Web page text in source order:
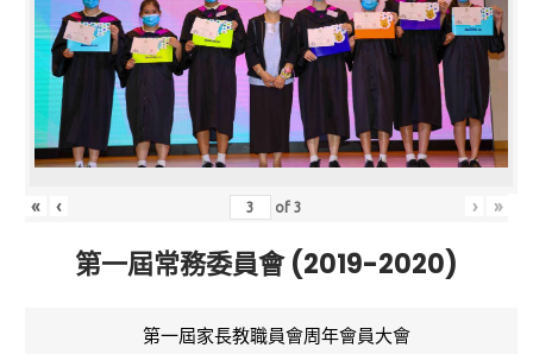
« ‹ of3 › »
第一屆常務委員會 (2019-2020)
第一屆家長教職員會周年會員大會